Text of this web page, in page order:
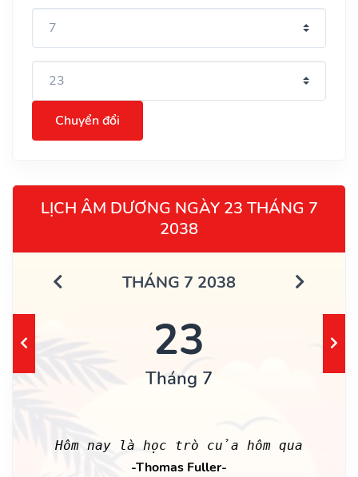
Chuyển đổi
LỊCH ÂM DƯƠNG NGÀY 23 THÁNG 7
2038
THÁNG 7 2038
23
Tháng 7
Hôm nay là học trò của hôm qua
-Thomas Fuller-